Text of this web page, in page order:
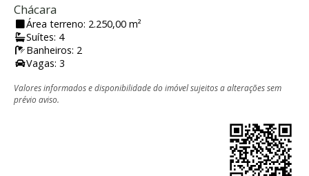
Chácara
Área terreno: 2.250,00 m²
Suítes: 4
Banheiros: 2
Vagas: 3
Valores informados e disponibilidade do imóvel sujeitos a alterações sem
prévio aviso.